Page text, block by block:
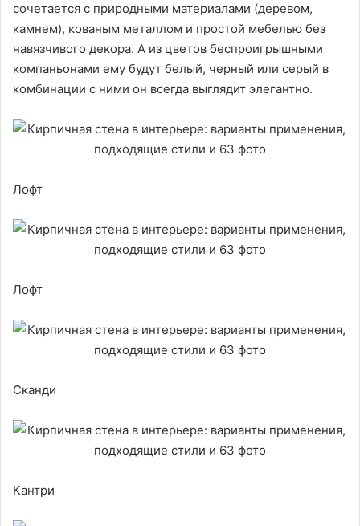
сочетается с природными материалами (деревом,
камнем), кованым металлом и простой мебелью без
навязчивого декора. А из цветов беспроигрышными
компаньонами ему будут белый, черный или серый в
комбинации с ними он всегда выглядит элегантно.
Лофт
Лофт
Сканди
Кантри